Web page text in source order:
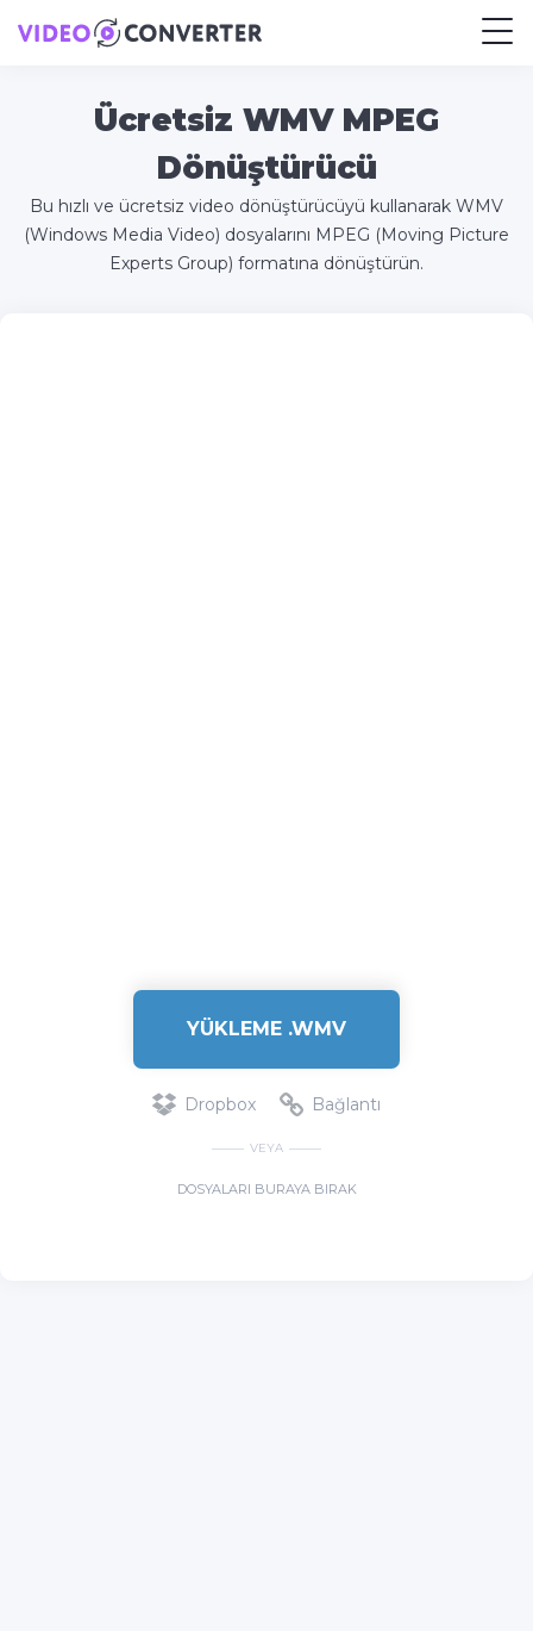
Ücretsiz WMV MPEG
Dönüştürücü
Bu hızlı ve ücretsiz video dönüştürücüyü kullanarak WMV
(Windows Media Video) dosyalarını MPEG (Moving Picture
Experts Group) formatına dönüştürün.
YÜKLEME .WMV
Dropbox Bağlantı
VEYA
DOSYALARI BURAYA BIRAK